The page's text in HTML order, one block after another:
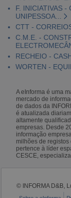
F. INICIATIVAS -
UNIPESSOA...
CTT -
C.M.E. -
RECHEIO -
WORTEN -
A eInforma é uma
mercado de
de dados da
é atualizada
altamente
empresas. Desde
informação
milhões de registos
pertence à líder
CESCE,
© INFORMA D&B,